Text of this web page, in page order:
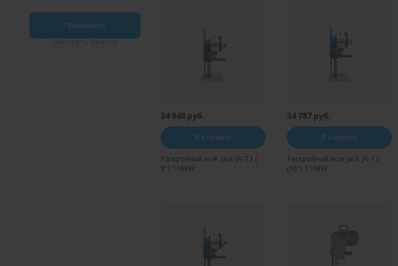
Применить
Очиститьфильтр
34 948 руб.
В корзину
Раскройный нож Jack JK-T3 (
8") 1168W
34 787 руб.
В корзину
Раскройный нож Jack JK-T3
(10") 1168W